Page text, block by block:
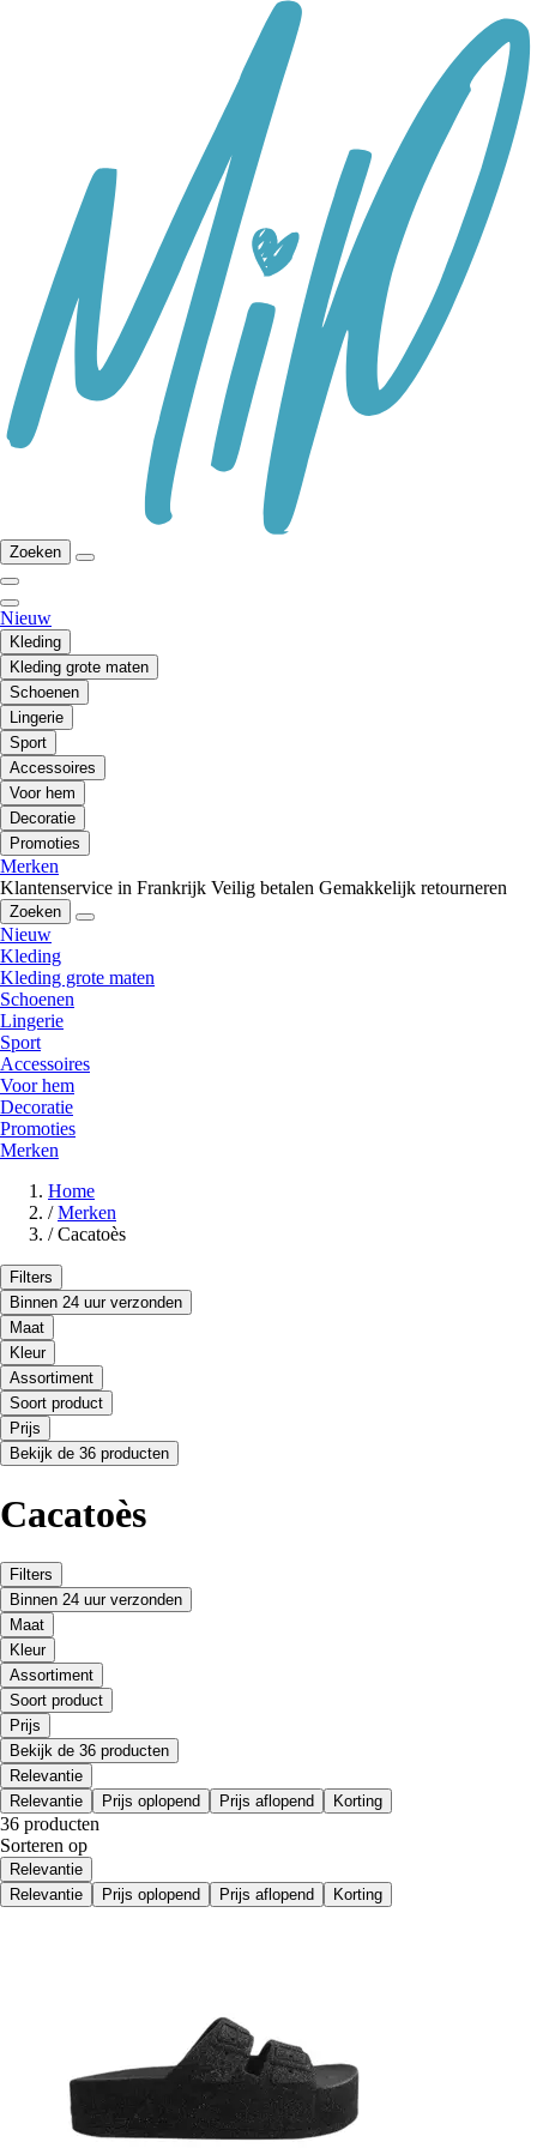
Zoeken
Nieuw
Kleding
Kleding grote maten
Schoenen
Lingerie
Sport
Accessoires
Voor hem
Decoratie
Promoties
Merken
Klantenservice in Frankrijk Veilig betalen Gemakkelijk retourneren
Zoeken
Nieuw
Kleding
Kleding grote maten
Schoenen
Lingerie
Sport
Accessoires
Voor hem
Decoratie
Promoties
Merken
Home
/ Merken
/ Cacatoès
Filters
Binnen 24 uur verzonden
Maat
Kleur
Assortiment
Soort product
Prijs
Bekijk de 36 producten
Cacatoès
Filters
Binnen 24 uur verzonden
Maat
Kleur
Assortiment
Soort product
Prijs
Bekijk de 36 producten
Relevantie
Relevantie
Prijs oplopend Prijs aflopend Korting
36 producten
Sorteren op
Relevantie
Relevantie
Prijs oplopend Prijs aflopend Korting